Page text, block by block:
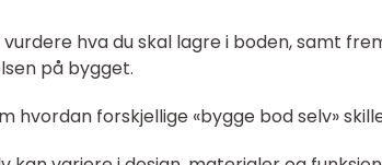
hva du skal lagre i boden, samt
på bygget.
hvordan forskjellige «bygge bod selv»